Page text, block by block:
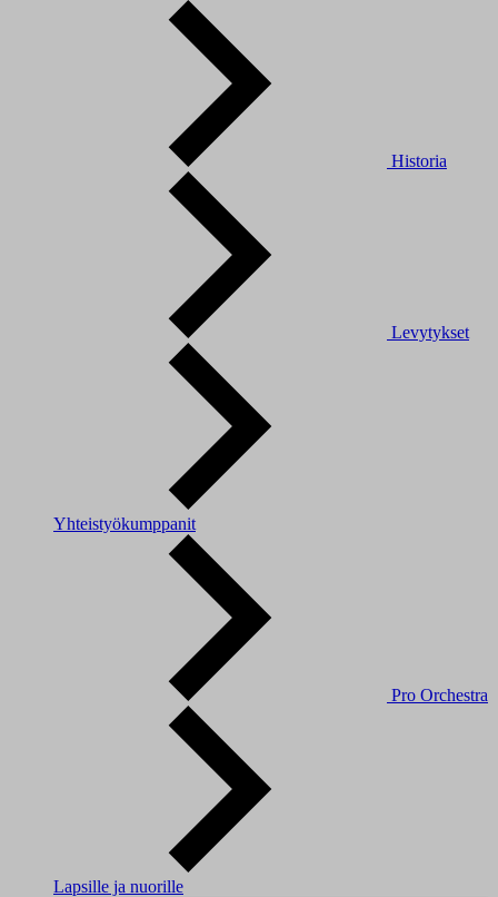
Historia
Levytykset
Yhteistyökumppanit
Pro Orchestra
Lapsille ja nuorille